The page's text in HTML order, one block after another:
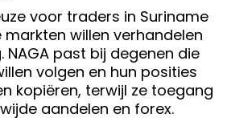
voor traders in Suriname
willen verhandelen
past bij degenen die
volgen en hun posities
kopiëren, terwijl ze toegang
aandelen en forex.